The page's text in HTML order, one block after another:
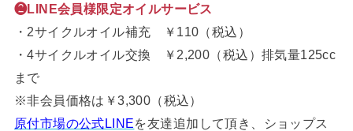
❷LINE会員様限定オイルサービス
・2サイクルオイル補充 ￥110（税込）
・4サイクルオイル交換 ￥2,200（税込）排気量125cc
まで
※非会員価格は￥3,300（税込）
原付市場の公式LINEを友達追加して頂き、ショップス